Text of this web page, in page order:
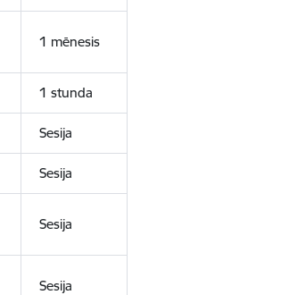
1 mēnesis
1 stunda
Sesija
Sesija
Sesija
Sesija